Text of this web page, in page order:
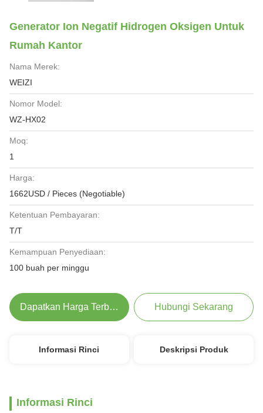
Generator Ion Negatif Hidrogen Oksigen Untuk
Rumah Kantor
Nama Merek:
WEIZI
Nomor Model:
WZ-HX02
Moq:
1
Harga:
1662USD / Pieces (Negotiable)
Ketentuan Pembayaran:
T/T
Kemampuan Penyediaan:
100 buah per minggu
Dapatkan Harga Terbaik Hubungi Sekarang
Informasi Rinci Deskripsi Produk
Informasi Rinci